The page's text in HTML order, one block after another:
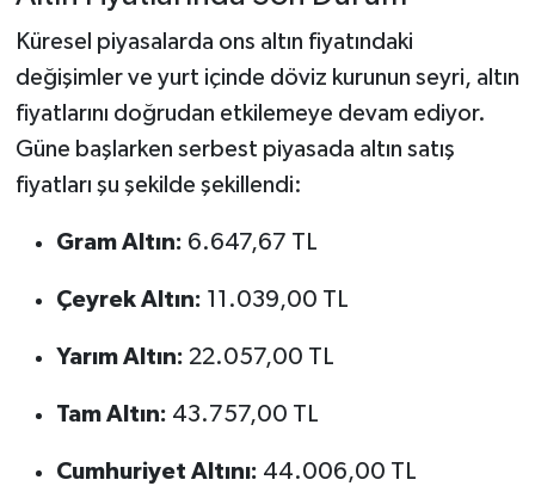
Küresel piyasalarda ons altın fiyatındaki
değişimler ve yurt içinde döviz kurunun seyri, altın
fiyatlarını doğrudan etkilemeye devam ediyor.
Güne başlarken serbest piyasada altın satış
fiyatları şu şekilde şekillendi:
Gram Altın: 6.647,67 TL
Çeyrek Altın: 11.039,00 TL
Yarım Altın: 22.057,00 TL
Tam Altın: 43.757,00 TL
Cumhuriyet Altını: 44.006,00 TL